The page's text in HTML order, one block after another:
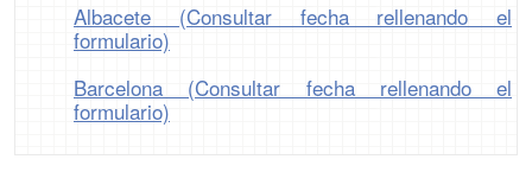
Albacete (Consultar fecha rellenando el
formulario)
Barcelona (Consultar fecha rellenando el
formulario)